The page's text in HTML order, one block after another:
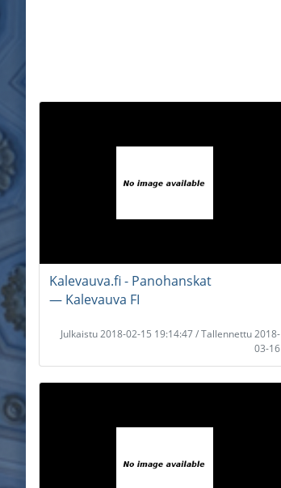
Kalevauva.fi - Panohanskat
― Kalevauva FI
Julkaistu 2018-02-15 19:14:47 / Tallennettu 2018-
03-16